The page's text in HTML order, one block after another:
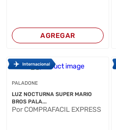
AGREGAR
PALADONE
LUZ NOCTURNA SUPER MARIO
BROS PALA...
Por COMPRAFACIL EXPRESS